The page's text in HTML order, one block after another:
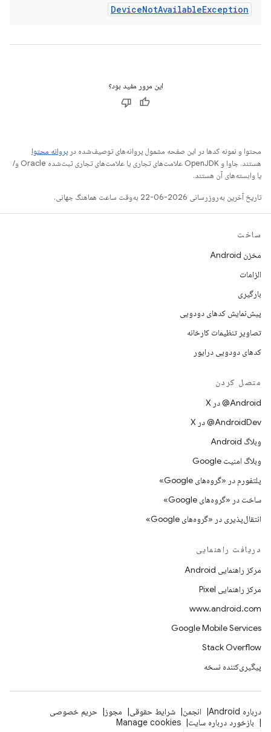
DeviceNotAvailableException
این مرور مفید بود؟
محتوا و نمونه کدها در این صفحه مشمول پروانه‌های توصیف‌شده در پروانه محتوا
هستند. جاوا و OpenJDK علامت‌های تجاری یا علامت‌های تجاری ثبت‌شده Oracle و/
یا وابسته‌های آن هستند.
تاریخ آخرین به‌روزرسانی 2026-06-22 به‌وقت ساعت هماهنگ جهانی.
ساخت
مخزن Android
الزامات
بارگیری
پیش‌نمایش کدهای دودویی
تصاویر تنظیمات کارخانه
کدهای دودویی درایور
متصل کردن
‫‎@Android در X
‫‎@AndroidDev در X
وبلاگ Android
وبلاگ امنیت Google
پلتفورم در «گروه‌های Google»
ساخت در «گروه‌های Google»
انتقال‌پذیری در «گروه‌های Google»
دریافت راهنمایی
مرکز راهنمایی Android
مرکز راهنمایی Pixel
www.android.com
Google Mobile Services
Stack Overflow
پیگیری‌کننده نسخه
درباره Android انجمن شرایط حقوقی مجوز
حریم خصوصی
بازخورد درباره سایت
Manage cookies